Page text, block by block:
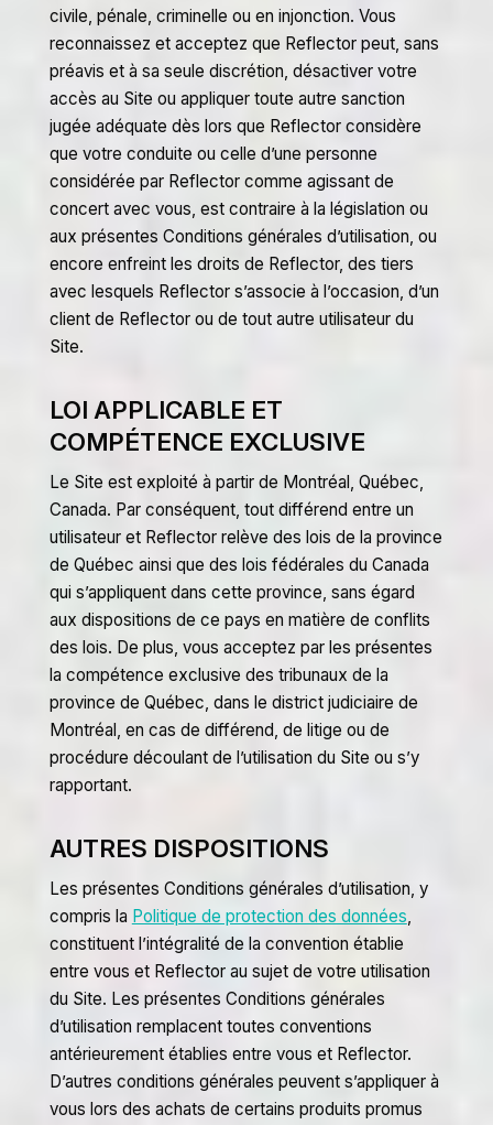
civile, pénale, criminelle ou en injonction. Vous
reconnaissez et acceptez que Reflector peut, sans
préavis et à sa seule discrétion, désactiver votre
accès au Site ou appliquer toute autre sanction
jugée adéquate dès lors que Reflector considère
que votre conduite ou celle d’une personne
considérée par Reflector comme agissant de
concert avec vous, est contraire à la législation ou
aux présentes Conditions générales d’utilisation, ou
encore enfreint les droits de Reflector, des tiers
avec lesquels Reflector s’associe à l’occasion, d’un
client de Reflector ou de tout autre utilisateur du
Site.
LOI APPLICABLE ET
COMPÉTENCE EXCLUSIVE
Le Site est exploité à partir de Montréal, Québec,
Canada. Par conséquent, tout différend entre un
utilisateur et Reflector relève des lois de la province
de Québec ainsi que des lois fédérales du Canada
qui s’appliquent dans cette province, sans égard
aux dispositions de ce pays en matière de conflits
des lois. De plus, vous acceptez par les présentes
la compétence exclusive des tribunaux de la
province de Québec, dans le district judiciaire de
Montréal, en cas de différend, de litige ou de
procédure découlant de l’utilisation du Site ou s’y
rapportant.
AUTRES DISPOSITIONS
Les présentes Conditions générales d’utilisation, y
compris la Politique de protection des données,
constituent l’intégralité de la convention établie
entre vous et Reflector au sujet de votre utilisation
du Site. Les présentes Conditions générales
d’utilisation remplacent toutes conventions
antérieurement établies entre vous et Reflector.
D’autres conditions générales peuvent s’appliquer à
vous lors des achats de certains produits promus